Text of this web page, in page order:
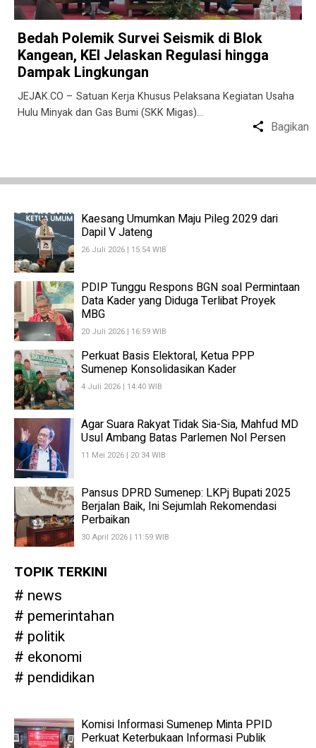
Kaesang Umumkan Maju Pileg 2029 dari
Dapil V Jateng
26 Juli 2026 | 15:54 WIB
PDIP Tunggu Respons BGN soal Permintaan
Data Kader yang Diduga Terlibat Proyek
MBG
20 Juli 2026 | 16:59 WIB
Perkuat Basis Elektoral, Ketua PPP
Sumenep Konsolidasikan Kader
4 Juli 2026 | 14:40 WIB
Agar Suara Rakyat Tidak Sia-Sia, Mahfud MD
Usul Ambang Batas Parlemen Nol Persen
11 Mei 2026 | 20:34 WIB
Pansus DPRD Sumenep: LKPj Bupati 2025
Berjalan Baik, Ini Sejumlah Rekomendasi
Perbaikan
30 April 2026 | 11:59 WIB
TOPIK TERKINI
news
pemerintahan
politik
ekonomi
pendidikan
Bedah Polemik Survei Seismik di Blok
Kangean, KEI Jelaskan Regulasi hingga
Dampak Lingkungan ‎
JEJAK.CO – Satuan Kerja Khusus Pelaksana Kegiatan Usaha
Hulu Minyak dan Gas Bumi (SKK Migas)…
Bagikan
Komisi Informasi Sumenep Minta PPID
Perkuat Keterbukaan Informasi Publik